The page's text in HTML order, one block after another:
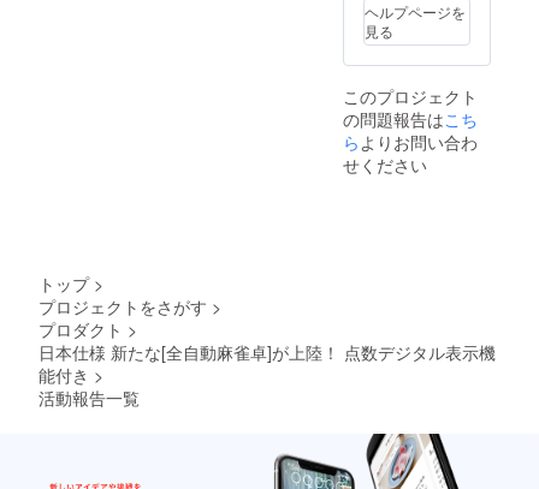
ヘルプページを
見る
このプロジェクト
の問題報告はこち
らよりお問い合わ
せください
トップ >
プロジェクトをさがす >
プロダクト >
日本仕様 新たな[全自動麻雀卓]が上陸！ 点数デジタル表示機
能付き >
活動報告一覧